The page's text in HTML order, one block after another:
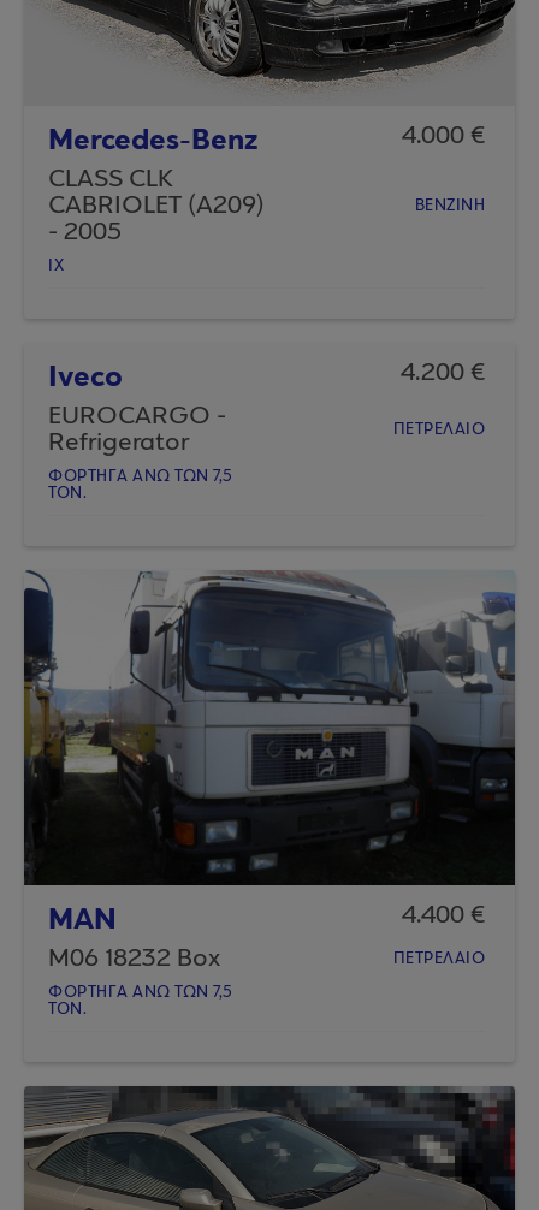
Mercedes-Benz
4.000 €
CLASS CLK
CABRIOLET (A209)
- 2005
ΒΕΝΖΙΝΗ
ΙΧ
Iveco
4.200 €
EUROCARGO -
Refrigerator
ΠΕΤΡΕΛΑΙΟ
ΦΟΡΤΗΓA AΝΩ ΤΩΝ 7,5
ΤΟΝ.
MAN
4.400 €
M06 18232 Box
ΠΕΤΡΕΛΑΙΟ
ΦΟΡΤΗΓA AΝΩ ΤΩΝ 7,5
ΤΟΝ.